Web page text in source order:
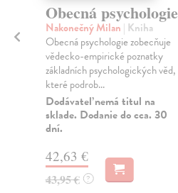
Obecná psychologie
Nakonečný Milan | Kniha
Obecná psychologie zobecňuje
vědecko-empirické poznatky
základních psychologických věd,
které podrob...
Dodávateľ nemá titul na
sklade. Dodanie do cca. 30
dní.
42,63 €
43,95 € ?